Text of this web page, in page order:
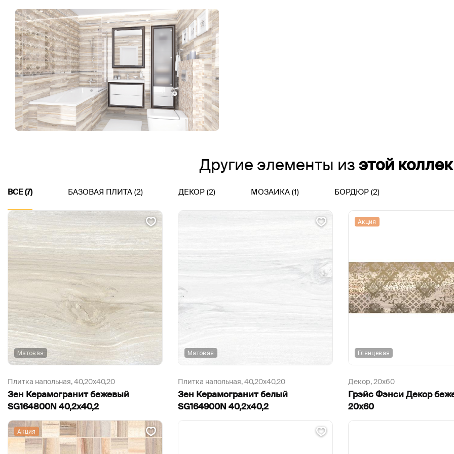
Другие элементы изэтой
ВСЕ (7) БАЗОВАЯ ПЛИТА (2) ДЕКОР (2) МОЗАИКА (1) БОРДЮР (2)
Матовая
Плитка напольная,40,20х40,20
Зен Керамогранит бежевый
SG164800N 40,2х40,2
Матовая
Плитка напольная,40,20х40,20
Зен Керамогранит белый
SG164900N 40,2х40,2
Акция
Глянцевая
Декор,20х60
Грэйс Фэнси Декор
20х60
Акция